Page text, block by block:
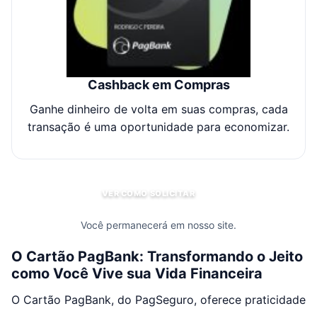
Cashback em Compras
Ganhe dinheiro de volta em suas compras, cada
transação é uma oportunidade para economizar.
VER COMO SOLICITAR
Você permanecerá em nosso site.
O Cartão PagBank: Transformando o Jeito
como Você Vive sua Vida Financeira
O Cartão PagBank, do PagSeguro, oferece praticidade